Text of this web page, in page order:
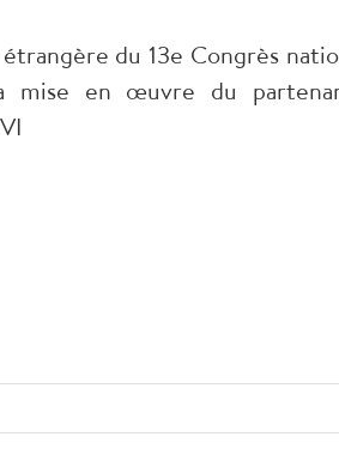
du 13e Congrès
mise en œuvre du